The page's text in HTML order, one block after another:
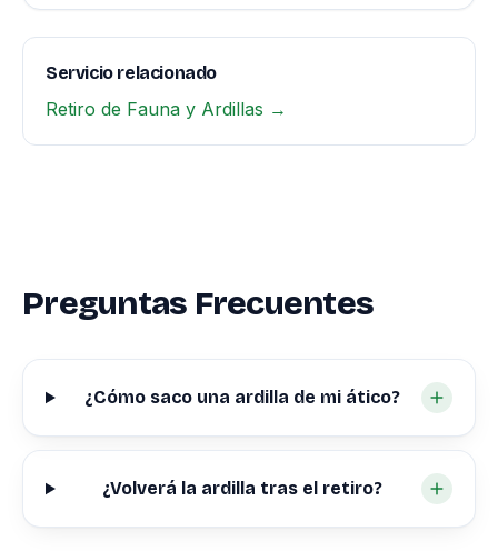
Servicio relacionado
Retiro de Fauna y Ardillas →
Preguntas Frecuentes
¿Cómo saco una ardilla de mi ático?
¿Volverá la ardilla tras el retiro?